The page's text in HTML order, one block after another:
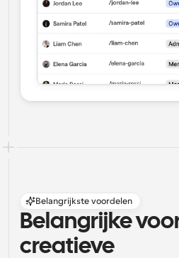
Belangrijkste voordelen
Belangrijke
creatieve